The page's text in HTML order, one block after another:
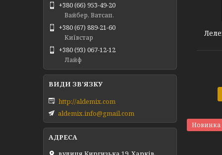
Новинка
+380 (66) 953-49-20
Вайбер, Ватсап.
+380 (67) 889-21-60
Київстар
+380 (93) 067-12-12
Лайф
http://aldemix.com
aldemix.info@gmail.com